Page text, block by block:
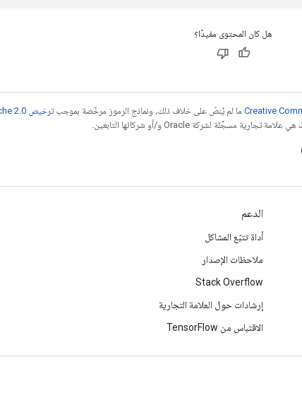
هل كان المحتوى مفيدًا؟
ما لم يُنصّ على خلاف ذلك، ونماذج الرموز مرخّصة بموجبترخيص Apache 2.0‏
الدعم
أداة تتبّع المشاكل
ملاحظات الإصدار
Stack Overflow
إرشادات حول العلامة التجارية
الاقتباس من TensorFlow